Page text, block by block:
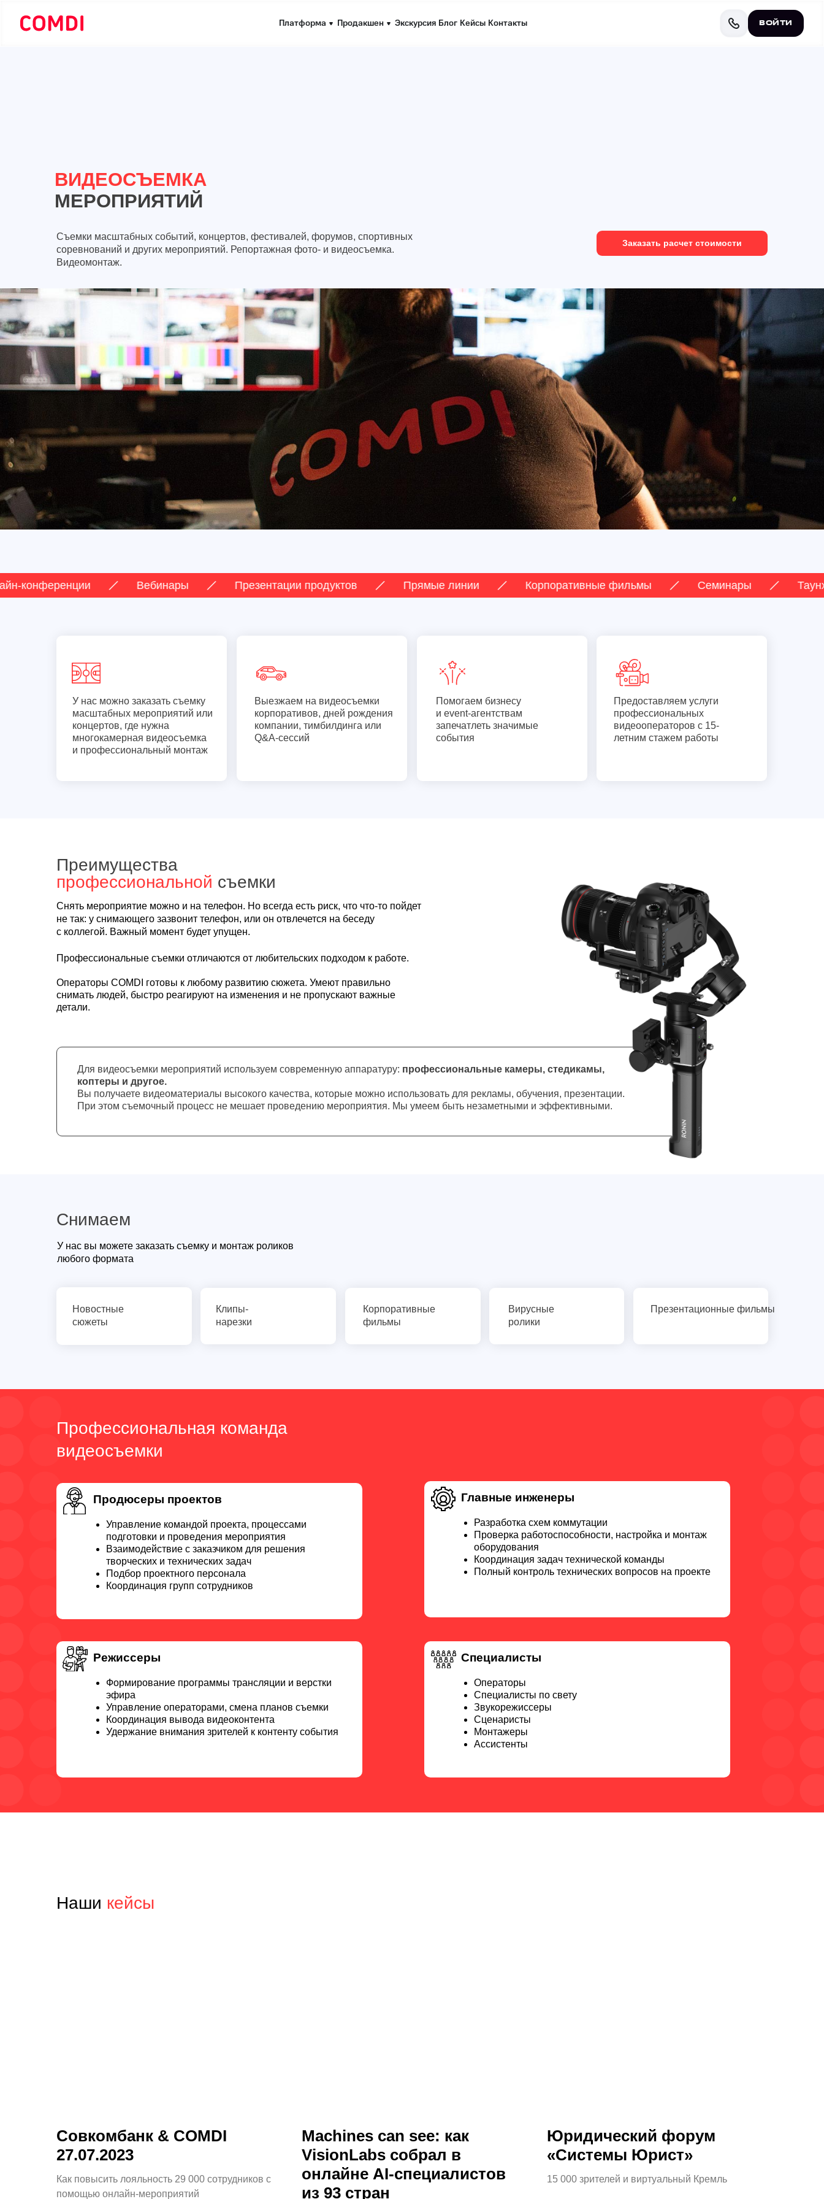
Платформа Продакшен Экскурсия Блог Кейсы Контакты ВОЙТИ
Платформа Продакшен Экскурсия Блог Кейсы Контакты ВОЙТИ
ВИДЕОСЪЕМКА
МЕРОПРИЯТИЙ
Съемки масштабных событий, концертов, фестивалей, форумов, спортивных
соревнований и других мероприятий. Репортажная фото- и видеосъемка.
Видеомонтаж.
Заказать расчет стоимости
Вебинары Презентации продуктов Прямые линии Корпоративные фильмы Семинары Таунхоллы
У нас можно заказать съемку
масштабных мероприятий или
концертов, где нужна
многокамерная видеосъемка
и профессиональный монтаж
Выезжаем на видеосъемки
корпоративов, дней рождения
компании, тимбилдинга или
Q&A-сессий
Помогаем бизнесу
и event-агентствам
запечатлеть значимые
события
Предоставляем услуги
профессиональных
видеооператоров с 15-
летним стажем работы
Снять мероприятие можно и на телефон. Но всегда есть риск, что что-то пойдет
не так: у снимающего зазвонит телефон, или он отвлечется на беседу
с коллегой. Важный момент будет упущен.
Профессиональные съемки отличаются от любительских подходом к работе.
Операторы COMDI готовы к любому развитию сюжета. Умеют правильно
снимать людей, быстро реагируют на изменения и не пропускают важные
детали.
Для видеосъемки мероприятий используем современную аппаратуру: профессиональные камеры, стедикамы,
коптеры и другое.
Преимущества
профессиональной съемки
Вы получаете видеоматериалы высокого качества, которые можно использовать для рекламы, обучения, презентации.
При этом съемочный процесс не мешает проведению мероприятия. Мы умеем быть незаметными и эффективными.
Новостные
сюжеты
Клипы-
нарезки
Корпоративные
фильмы
Вирусные
ролики
Презентационные фильмы
У нас вы можете заказать съемку и монтаж роликов
любого формата
Снимаем
Продюсеры проектов
Управление командой проекта, процессами
подготовки и проведения мероприятия
Взаимодействие с заказчиком для решения
творческих и технических задач
Подбор проектного персонала
Координация групп сотрудников
Режиссеры
Формирование программы трансляции и верстки
эфира
Управление операторами, смена планов съемки
Координация вывода видеоконтента
Удержание внимания зрителей к контенту события
Профессиональная команда
видеосъемки
Главные инженеры
Разработка схем коммутации
Проверка работоспособности, настройка и монтаж
оборудования
Координация задач технической команды
Полный контроль технических вопросов на проекте
Специалисты
Операторы
Специалисты по свету
Звукорежиссеры
Сценаристы
Монтажеры
Ассистенты
Наши кейсы
Совкомбанк & COMDI
27.07.2023
Как повысить лояльность 29 000 сотрудников с
помощью онлайн-мероприятий
Machines can see: как
VisionLabs собрал в
онлайне AI-специалистов
из 93 стран
Юридический форум
«Системы Юрист»
15 000 зрителей и виртуальный Кремль